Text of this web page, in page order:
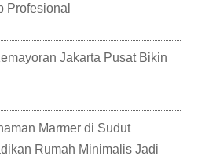
Profesional
Jakarta Pusat Bikin
Marmer di Sudut
Rumah Minimalis Jadi